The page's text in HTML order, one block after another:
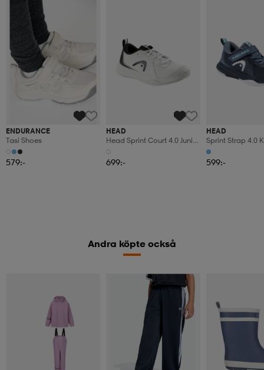
ENDURANCE
Tasi Shoes
579:-
HEAD
Head Sprint Court 4.0 Junior
699:-
HEAD
Sprint Strap 4.0
599:-
Andra köpte också